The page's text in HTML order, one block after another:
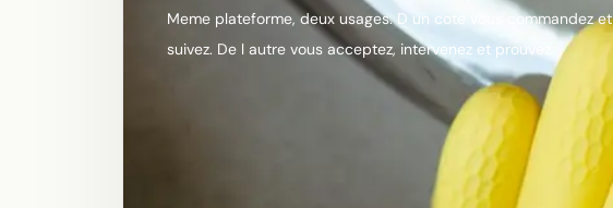
Meme plateforme, deux usages. D un cote vous commandez et
suivez. De l autre vous acceptez, intervenez et prouvez.